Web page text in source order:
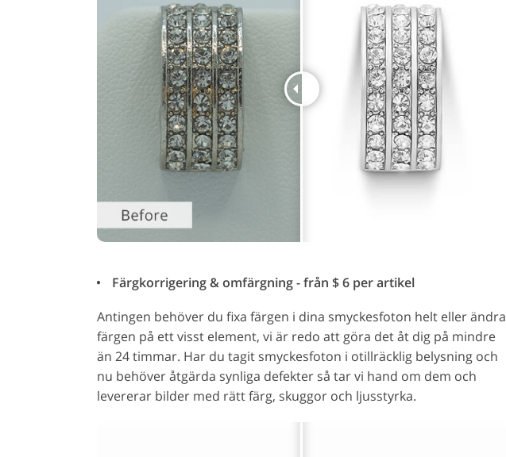
Färgkorrigering & omfärgning - från $ 6 per artikel
Antingen behöver du fixa färgen i dina smyckesfoton helt eller ändra
färgen på ett visst element, vi är redo att göra det åt dig på mindre
än 24 timmar. Har du tagit smyckesfoton i otillräcklig belysning och
nu behöver åtgärda synliga defekter så tar vi hand om dem och
levererar bilder med rätt färg, skuggor och ljusstyrka.